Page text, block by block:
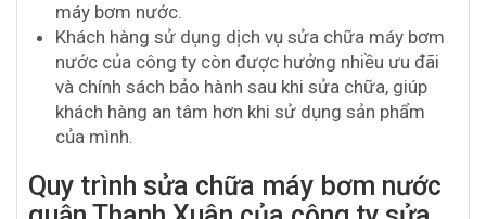
máy bơm nước.
Khách hàng sử dụng dịch vụ sửa chữa máy bơm
nước của công ty còn được hưởng nhiều ưu đãi
và chính sách bảo hành sau khi sửa chữa, giúp
khách hàng an tâm hơn khi sử dụng sản phẩm
của mình.
Quy trình sửa chữa máy bơm nước